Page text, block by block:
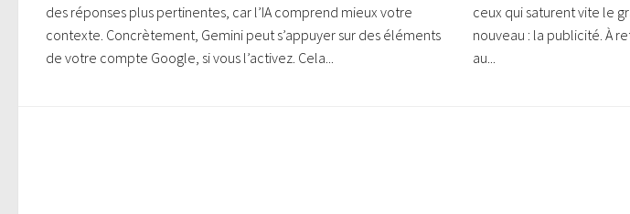
des réponses plus pertinentes, car l’IA comprend mieux votre
contexte. Concrètement, Gemini peut s’appuyer sur des éléments
de votre compte Google, si vous l’activez. Cela...
ceux qui saturent vite le
nouveau : la publicité. À
au...